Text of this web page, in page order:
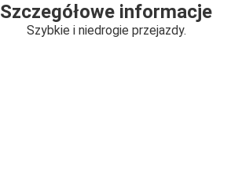
Szczegółowe informacje
Szybkie i niedrogie przejazdy.